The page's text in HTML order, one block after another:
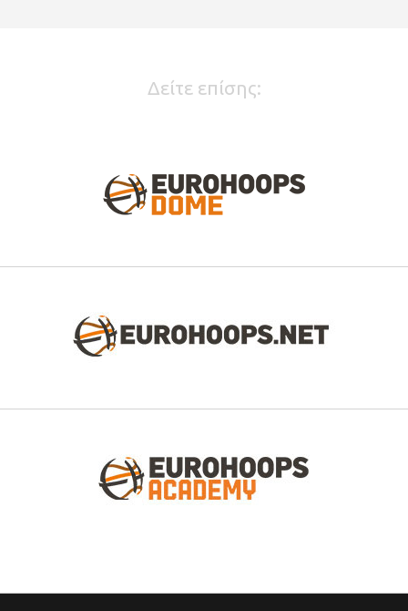
Δείτε επίσης: